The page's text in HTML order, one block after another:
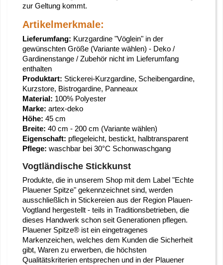
zur Geltung kommt.
Artikelmerkmale:
Lieferumfang: Kurzgardine "Vöglein" in der
gewünschten Größe (Variante wählen) - Deko /
Gardinenstange / Zubehör nicht im Lieferumfang
enthalten
Produktart: Stickerei-Kurzgardine, Scheibengardine,
Kurzstore, Bistrogardine, Panneaux
Material: 100% Polyester
Marke: artex-deko
Höhe: 45 cm
Breite: 40 cm - 200 cm (Variante wählen)
Eigenschaft: pflegeleicht, bestickt, halbtransparent
Pflege: waschbar bei 30°C Schonwaschgang
Vogtländische Stickkunst
Produkte, die in unserem Shop mit dem Label "Echte
Plauener Spitze" gekennzeichnet sind, werden
ausschließlich in Stickereien aus der Region Plauen-
Vogtland hergestellt - teils in Traditionsbetrieben, die
dieses Handwerk schon seit Generationen pflegen.
Plauener Spitze® ist ein eingetragenes
Markenzeichen, welches dem Kunden die Sicherheit
gibt, Waren zu erwerben, die höchsten
Qualitätskriterien entsprechen und in der Plauener